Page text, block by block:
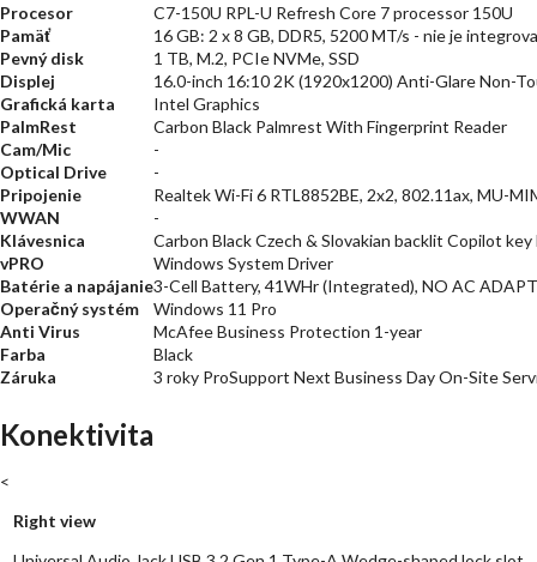
Procesor
C7-150U RPL-U Refresh Core 7 processor 150U
Pamäť
16 GB: 2 x 8 GB, DDR5, 5200 MT/s - nie je
Pevný disk
1 TB, M.2, PCIe NVMe, SSD
Displej
16.0-inch 16:10 2K (1920x1200) Anti-Glare Non-
Grafická karta
Intel Graphics
PalmRest
Carbon Black Palmrest With Fingerprint Reader
Cam/Mic
-
Optical Drive
-
Pripojenie
Realtek Wi-Fi 6 RTL8852BE, 2x2, 802.11ax, MU-
WWAN
-
Klávesnica
Carbon Black Czech & Slovakian backlit Copilot
vPRO
Windows System Driver
Batérie a napájanie3-Cell Battery, 41WHr (Integrated), NO AC
Operačný systém
Windows 11 Pro
Anti Virus
McAfee Business Protection 1-year
Farba
Black
Záruka
3 roky ProSupport Next Business Day On-Site
Konektivita
<
Right view